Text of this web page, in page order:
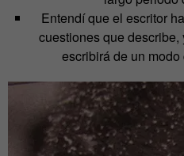
Entendí que el escritor
cuestiones que
escribirá de un